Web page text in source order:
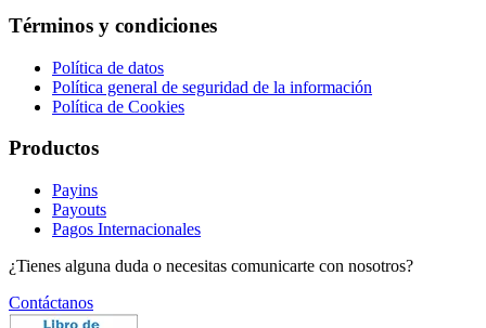
Términos y condiciones
Política de datos
Política general de seguridad de la información
Política de Cookies
Productos
Payins
Payouts
Pagos Internacionales
¿Tienes alguna duda o necesitas comunicarte con nosotros?
Contáctanos